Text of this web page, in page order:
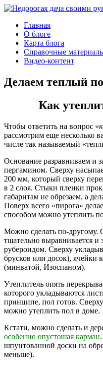
Главная
О блоге
Карта блога
Справочные
Видео-контент
Делаем теплый
Как
Чтобы ответить на вопрос «
рассмотрим еще несколько
числе так называемый
Основание разравниваем и
пергамином. Сверху
200 мм, который сверху
в 2 слоя. Стыки пленки
габаритам не обрезаем, а
Поверх всего «пирога»
способом можно утеплить
Можно сделать по-другому.
тщательно выравнивается и
рубероидом. Сверху
брусков или досок), ячейки
(минватой, Изоспаном).
Утеплитель опять
которого укладываются
принципе, пол готов.
можно утеплить пол в доме.
Кстати, можно сделать и
особенно опустошая карман
шпунтованной доски на
меньше).